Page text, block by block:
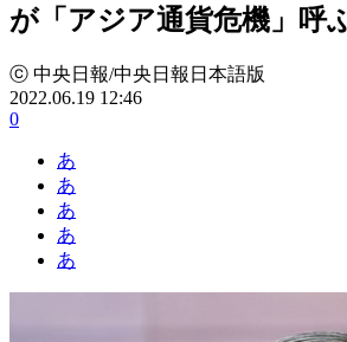
が「アジア通貨危機」呼
ⓒ 中央日報/中央日報日本語版
2022.06.19 12:46
0
あ
あ
あ
あ
あ